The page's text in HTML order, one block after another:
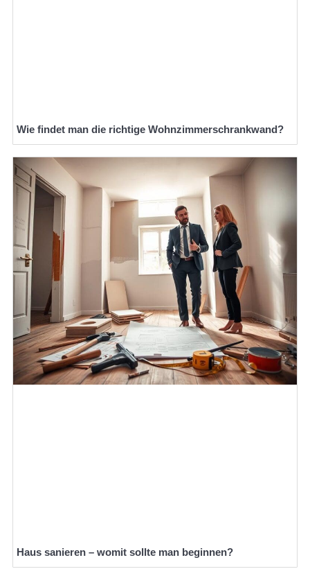
Wie findet man die richtige Wohnzimmerschrankwand?
Haus sanieren – womit sollte man beginnen?